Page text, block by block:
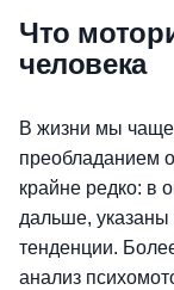
Что
человека
В жизни мы
преобладанием
крайне редко: в
дальше, указаны
тенденции.
анализ